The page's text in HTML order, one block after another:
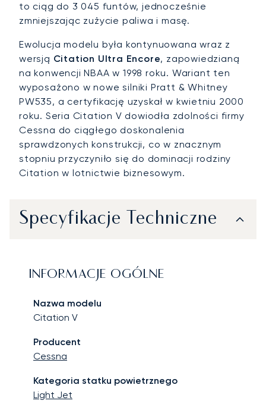
to ciąg do 3 045 funtów, jednocześnie
zmniejszając zużycie paliwa i masę.
Ewolucja modelu była kontynuowana wraz z
wersją Citation Ultra Encore, zapowiedzianą
na konwencji NBAA w 1998 roku. Wariant ten
wyposażono w nowe silniki Pratt & Whitney
PW535, a certyfikację uzyskał w kwietniu 2000
roku. Seria Citation V dowiodła zdolności firmy
Cessna do ciągłego doskonalenia
sprawdzonych konstrukcji, co w znacznym
stopniu przyczyniło się do dominacji rodziny
Citation w lotnictwie biznesowym.
Specyfikacje Techniczne
INFORMACJE OGÓLNE
Nazwa modelu
Citation V
Producent
Cessna
Kategoria statku powietrznego
Light Jet